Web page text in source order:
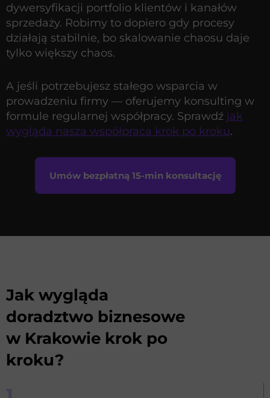
dywersyfikacji portfolio klientów i kanałów
sprzedaży. Robimy to dopiero gdy procesy
działają stabilnie, bo skalowanie chaosu daje
tylko większy chaos.
A jeśli potrzebujesz stałego wsparcia w
prowadzeniu firmy — oferujemy konsulting w
formule regularnej współpracy. Sprawdź jak
wygląda nasza współpraca krok po kroku.
Umów bezpłatną 15-min konsultację
Jak wygląda
doradztwo biznesowe
w Krakowie krok po
kroku?